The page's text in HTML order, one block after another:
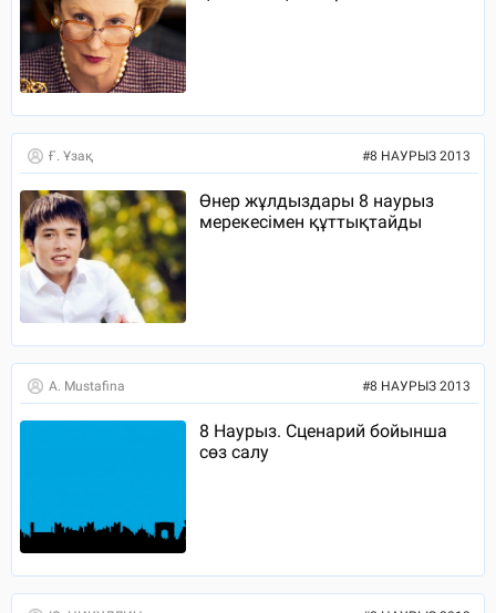
Ғ. Ұзақ #8 НАУРЫЗ 2013
Өнер жұлдыздары 8 наурыз
мерекесімен құттықтайды
A. Mustafina #8 НАУРЫЗ 2013
8 Наурыз. Сценарий бойынша
сөз салу